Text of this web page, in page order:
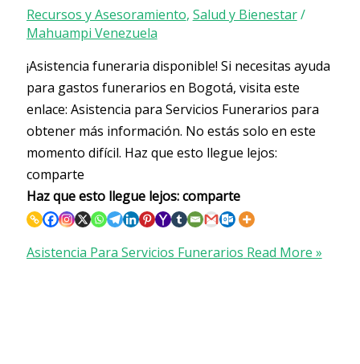
Recursos y Asesoramiento, Salud y Bienestar/
Mahuampi Venezuela
¡Asistencia funeraria disponible! Si necesitas ayuda
para gastos funerarios en Bogotá, visita este
enlace: Asistencia para Servicios Funerarios para
obtener más información. No estás solo en este
momento difícil. Haz que esto llegue lejos:
comparte
Haz que esto llegue lejos: comparte
Asistencia Para Servicios Funerarios Read More »